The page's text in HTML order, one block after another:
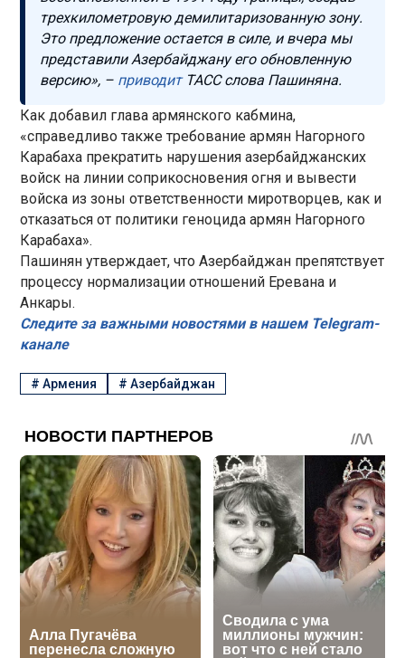
трехкилометровую демилитаризованную зону.
Это предложение остается в силе, и вчера мы
представили Азербайджану его обновленную
версию», – приводитТАСС слова Пашиняна.
Как добавил глава армянского кабмина,
«справедливо также требование армян Нагорного
Карабаха прекратить нарушения азербайджанских
войск на линии соприкосновения огня и вывести
войска из зоны ответственности миротворцев, как и
отказаться от политики геноцида армян Нагорного
Карабаха».
Пашинян утверждает, что Азербайджан препятствует
процессу нормализации отношений Еревана и
Анкары.
Следите за важными новостями в нашем Telegram-
канале
#Армения #Азербайджан